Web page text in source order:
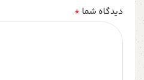
دیدگاه شما *